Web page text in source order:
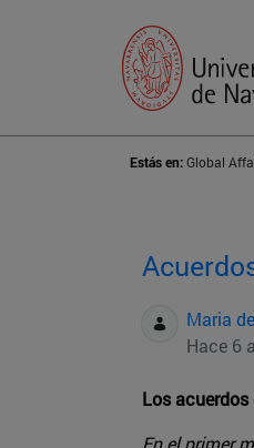
Estás en:Global
Maria
Hace 6
Los
En el primer